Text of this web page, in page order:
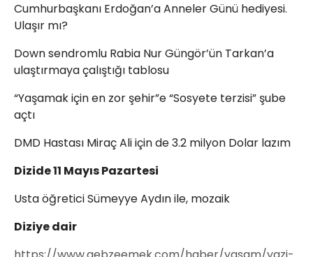
Cumhurbaşkanı Erdoğan’a Anneler Günü hediyesi.
Ulaşır mı?
Down sendromlu Rabia Nur Güngör’ün Tarkan’a
ulaştırmaya çalıştığı tablosu
“Yaşamak için en zor şehir”e “Sosyete terzisi” şube
açtı
DMD Hastası Miraç Ali için de 3.2 milyon Dolar lazım
Dizide 11 Mayıs Pazartesi
Usta öğretici Sümeyye Aydın ile, mozaik
Diziye dair